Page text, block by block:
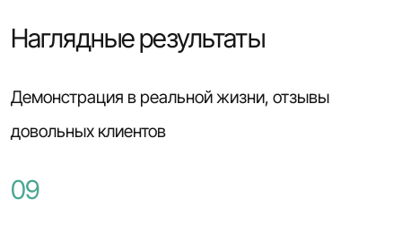
Наглядные результаты
Демонстрация в реальной жизни, отзывы
довольных клиентов
09